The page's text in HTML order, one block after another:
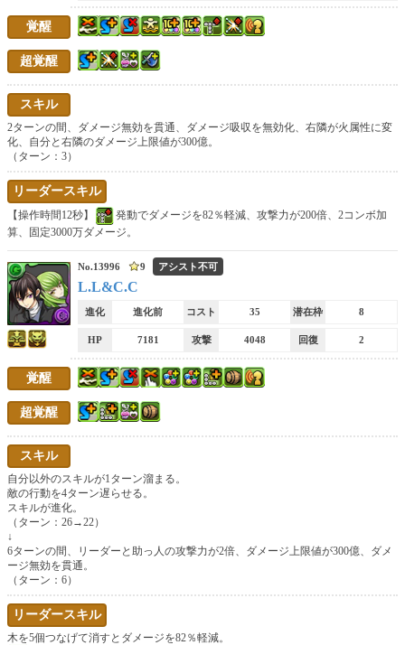
回復ループ コンボ加算ループ
リーダースキル
76リーダー
反撃 根性 操作時間固定
タマゴドロップ率上昇 落ちコンなし マルチ倍率
毒ダメージ無効 覚醒無効回復 追い打ち
操作時間減少
レアリティ
2 3 4 5
6 7 8
進化形態
進化前
アシスト進化
超転生進化
覚醒
超覚醒
スキル
2ターンの間、ダメージ無効を貫通、ダメージ吸収を無効化、右隣が火属性に変
化、自分と右隣のダメージ上限値が300億。
（ターン：3）
リーダースキル
【操作時間12秒】
発動でダメージを82％軽減、攻撃力が200倍、2コンボ加
算、固定3000万ダメージ。
No.13996 9 アシスト不可
L.L&C.C
進化 進化前 コスト 35 潜在枠 8
HP 7181 攻撃 4048 回復 2
覚醒
超覚醒
スキル
自分以外のスキルが1ターン溜まる。
敵の行動を4ターン遅らせる。
スキルが進化。
（ターン：26→22）
↓
6ターンの間、リーダーと助っ人の攻撃力が2倍、ダメージ上限値が300億、ダメ
ージ無効を貫通。
（ターン：6）
リーダースキル
木を5個つなげて消すとダメージを82％軽減。